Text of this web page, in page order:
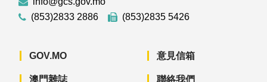
(853)2833 2886
(853)2835 5426
GOV.MO
澳門雜誌
意見信箱
聯絡我們